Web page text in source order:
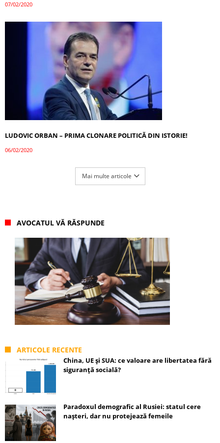
07/02/2020
LUDOVIC ORBAN – PRIMA CLONARE POLITICĂ DIN ISTORIE!
06/02/2020
Mai multe articole
AVOCATUL VĂ RĂSPUNDE
ARTICOLE RECENTE
China, UE și SUA: ce valoare are libertatea fără
siguranță socială?
Paradoxul demografic al Rusiei: statul cere
nașteri, dar nu protejează femeile